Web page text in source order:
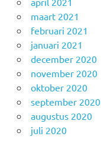
maart 2021
februari 2021
januari 2021
december 2020
november 2020
oktober 2020
september 2020
augustus 2020
juli 2020